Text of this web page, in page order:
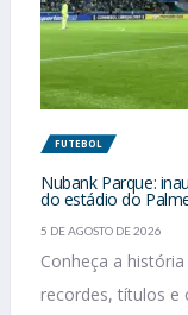
FUTEBOL
Nubank Parque:
do estádio do
5 DE AGOSTO DE 2026
Conheça a
recordes, títulos e